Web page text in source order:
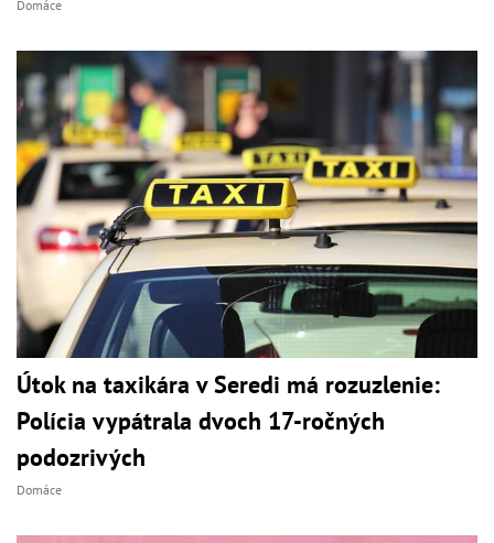
Domáce
Útok na taxikára v Seredi má rozuzlenie:
Polícia vypátrala dvoch 17-ročných
podozrivých
Domáce